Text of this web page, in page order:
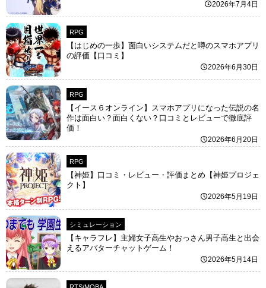
2026年7月4日
RPG
【はじめの一歩】面白いシステムだと噂のスマホアプリ
の評価【口コミ】
2026年6月30日
RPG
【イース６オンライン】スマホアプリになった伝説の名
作は面白い？面白くない？口コミとレビューで徹底評
価！
2026年6月20日
RPG
【神姫】口コミ・レビュー・評価まとめ【神姫プロジェ
クト】
2026年5月19日
シミュレーション
【キャラフレ】主婦女子高生やおっさん男子高生と出会
えるアバターチャットゲーム！
2026年5月14日